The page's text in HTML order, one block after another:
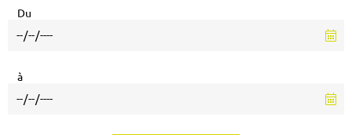
Du
à